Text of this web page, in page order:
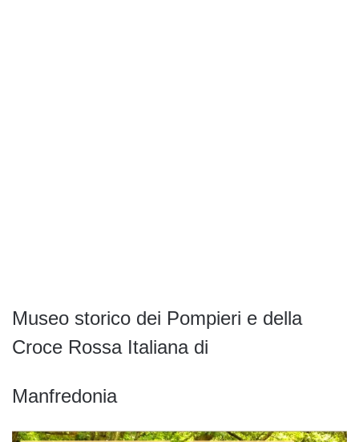
Museo storico dei Pompieri e della
Croce Rossa Italiana di
Manfredonia